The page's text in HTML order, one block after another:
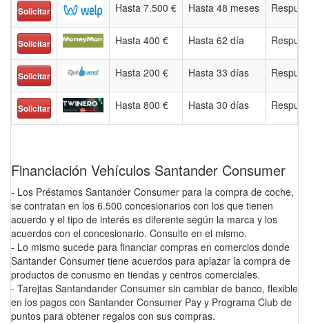
Solicitar Hasta 7.500 € Hasta 48 meses
Solicitar Hasta 400 € Hasta 62 día
Solicitar Hasta 200 € Hasta 33 días
Solicitar Hasta 800 € Hasta 30 días
Financiación Vehículos Santander Consumer
- Los Préstamos Santander Consumer para la compra de coche,
se contratan en los 6.500 concesionarios con los que tienen
acuerdo y el tipo de interés es diferente según la marca y los
acuerdos con el concesionario. Consulte en el mismo.
- Lo mismo sucede para financiar compras en comercios donde
Santander Consumer tiene acuerdos para aplazar la compra de
productos de conusmo en tiendas y centros comerciales.
- Tarejtas Santandander Consumer sin cambiar de banco, flexible
en los pagos con Santander Consumer Pay y Programa Club de
puntos para obtener regalos con sus compras.